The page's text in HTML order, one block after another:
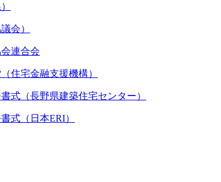
会）
連合会
住宅金融支援機構）
式（長野県建築住宅センター）
式（日本ERI）